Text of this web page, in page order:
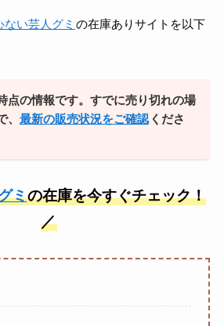
ない芸人グミ の在庫ありサイトを以下
点の情報です。すでに売り切れの場
最新の販売状況をご確認 くださ
ミの在庫を今すぐチェック！
／